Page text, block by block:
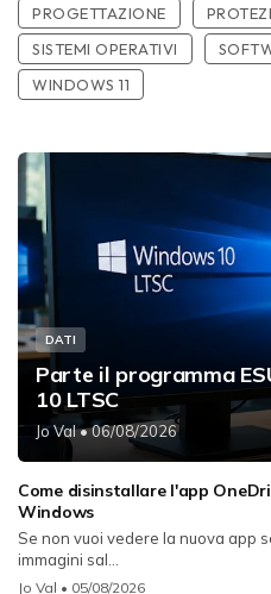
PROGETTAZIONE
SISTEMI OPERATIVI
WINDOWS 11
DATI
Parte il programma
10 LTSC
Jo Val• 06/08/2026
Come disinstallare l'app
Windows
Se non vuoi vedere la nuova app
immagini sal...
Jo Val • 05/08/2026